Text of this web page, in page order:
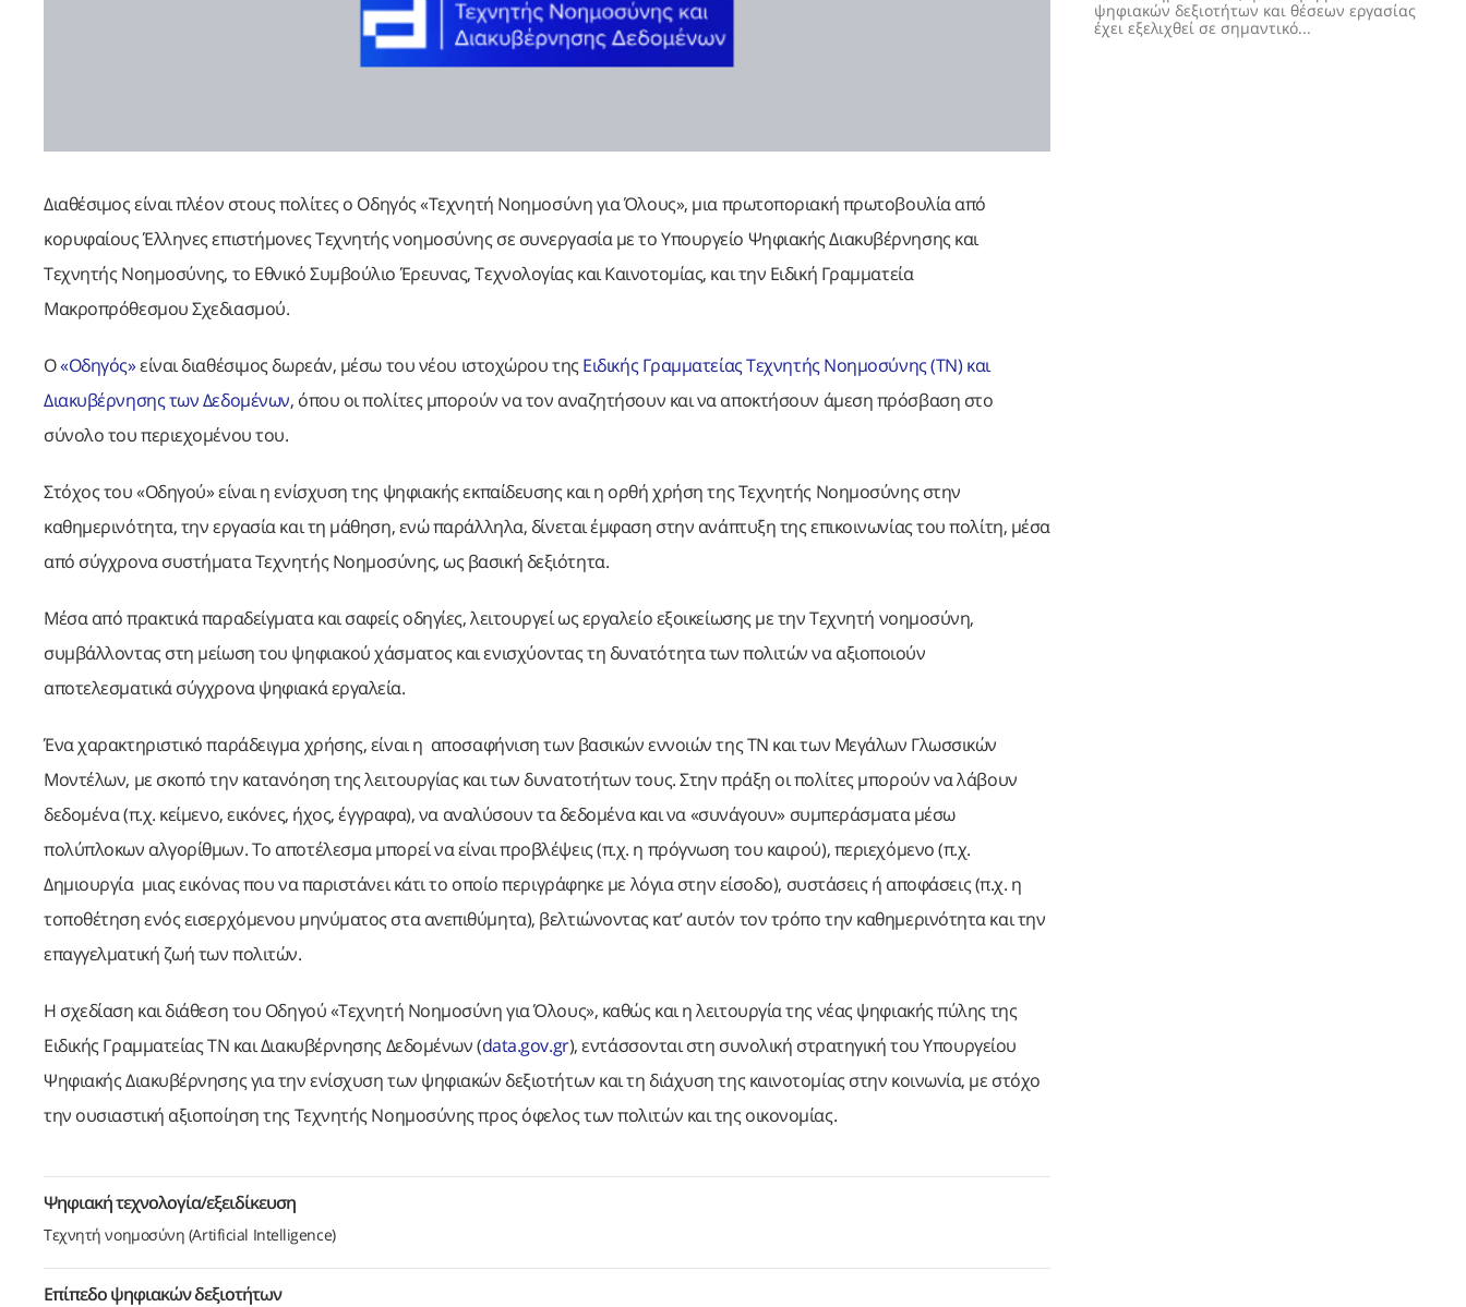
Διαθέσιμος είναι πλέον στους πολίτες ο Οδηγός «Τεχνητή Νοημοσύνη για Όλους», μια πρωτοποριακή πρωτοβουλία από
κορυφαίους Έλληνες επιστήμονες Τεχνητής νοημοσύνης σε συνεργασία με το Υπουργείο Ψηφιακής Διακυβέρνησης και
Τεχνητής Νοημοσύνης, το Εθνικό Συμβούλιο Έρευνας, Τεχνολογίας και Καινοτομίας, και την Ειδική Γραμματεία
Μακροπρόθεσμου Σχεδιασμού.
Ο«Οδηγός»είναι διαθέσιμος δωρεάν, μέσω του νέου ιστοχώρου της Ειδικής Γραμματείας Τεχνητής Νοημοσύνης (ΤΝ) και
Διακυβέρνησης των Δεδομένων, όπου οι πολίτες μπορούν να τον αναζητήσουν και να αποκτήσουν άμεση πρόσβαση στο
σύνολο του περιεχομένου του.
Στόχος του «Οδηγού» είναι η ενίσχυση της ψηφιακής εκπαίδευσης και η ορθή χρήση της Τεχνητής Νοημοσύνης στην
καθημερινότητα, την εργασία και τη μάθηση, ενώ παράλληλα, δίνεται έμφαση στην ανάπτυξη της επικοινωνίας του πολίτη, μέσα
από σύγχρονα συστήματα Τεχνητής Νοημοσύνης, ως βασική δεξιότητα.
Μέσα από πρακτικά παραδείγματα και σαφείς οδηγίες, λειτουργεί ως εργαλείο εξοικείωσης με την Τεχνητή νοημοσύνη,
συμβάλλοντας στη μείωση του ψηφιακού χάσματος και ενισχύοντας τη δυνατότητα των πολιτών να αξιοποιούν
αποτελεσματικά σύγχρονα ψηφιακά εργαλεία.
Ένα χαρακτηριστικό παράδειγμα χρήσης, είναι η αποσαφήνιση των βασικών εννοιών της ΤΝ και των Μεγάλων Γλωσσικών
Μοντέλων, με σκοπό την κατανόηση της λειτουργίας και των δυνατοτήτων τους. Στην πράξη οι πολίτες μπορούν να λάβουν
δεδομένα (π.χ. κείμενο, εικόνες, ήχος, έγγραφα), να αναλύσουν τα δεδομένα και να «συνάγουν» συμπεράσματα μέσω
πολύπλοκων αλγορίθμων. Το αποτέλεσμα μπορεί να είναι προβλέψεις (π.χ. η πρόγνωση του καιρού), περιεχόμενο (π.χ.
Δημιουργία μιας εικόνας που να παριστάνει κάτι το οποίο περιγράφηκε με λόγια στην είσοδο), συστάσεις ή αποφάσεις (π.χ. η
τοποθέτηση ενός εισερχόμενου μηνύματος στα ανεπιθύμητα), βελτιώνοντας κατ’ αυτόν τον τρόπο την καθημερινότητα και την
επαγγελματική ζωή των πολιτών.
Η σχεδίαση και διάθεση του Οδηγού «Τεχνητή Νοημοσύνη για Όλους», καθώς και η λειτουργία της νέας ψηφιακής πύλης της
Ειδικής Γραμματείας ΤΝ και Διακυβέρνησης Δεδομένων (data.gov.gr), εντάσσονται στη συνολική στρατηγική του Υπουργείου
Ψηφιακής Διακυβέρνησης για την ενίσχυση των ψηφιακών δεξιοτήτων και τη διάχυση της καινοτομίας στην κοινωνία, με στόχο
την ουσιαστική αξιοποίηση της Τεχνητής Νοημοσύνης προς όφελος των πολιτών και της οικονομίας.
Ψηφιακή τεχνολογία/εξειδίκευση
Τεχνητή νοημοσύνη (Artificial Intelligence)
Επίπεδο ψηφιακών δεξιοτήτων
ψηφιακών δεξιοτήτων και θέσεων εργασίας
έχει εξελιχθεί σε σημαντικό...